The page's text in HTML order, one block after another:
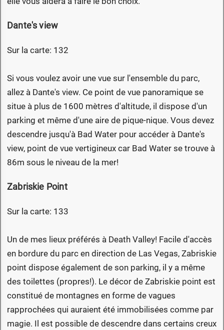
Dante's view
Sur la carte: 132
Si vous voulez avoir une vue sur l'ensemble du parc,
allez à Dante's view. Ce point de vue panoramique se
situe à plus de 1600 mètres d'altitude, il dispose d'un
parking et même d'une aire de pique-nique. Vous devez
descendre jusqu'à Bad Water pour accéder à Dante's
view, point de vue vertigineux car Bad Water se trouve à
86m sous le niveau de la mer!
Zabriskie Point
Sur la carte: 133
Un de mes lieux préférés à Death Valley! Facile d'accès
en bordure du parc en direction de Las Vegas, Zabriskie
point dispose également de son parking, il y a même
des toilettes (propres!). Le décor de Zabriskie point est
constitué de montagnes en forme de vagues
rapprochées qui auraient été immobilisées comme par
magie. Il est possible de descendre dans certains creux